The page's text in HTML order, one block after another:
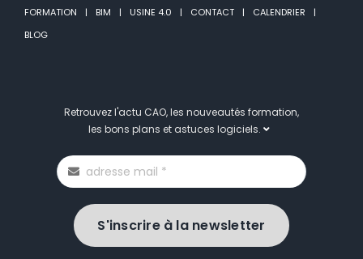
FORMATION BIM USINE 4.0 CONTACT
CALENDRIER
BLOG
Retrouvez l'actu CAO, les nouveautés formation,
les bons plans et astuces logiciels.
S'inscrire à la newsletter